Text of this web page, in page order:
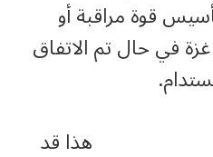
قوة مراقبة أو
في حال تم الاتفاق
قد